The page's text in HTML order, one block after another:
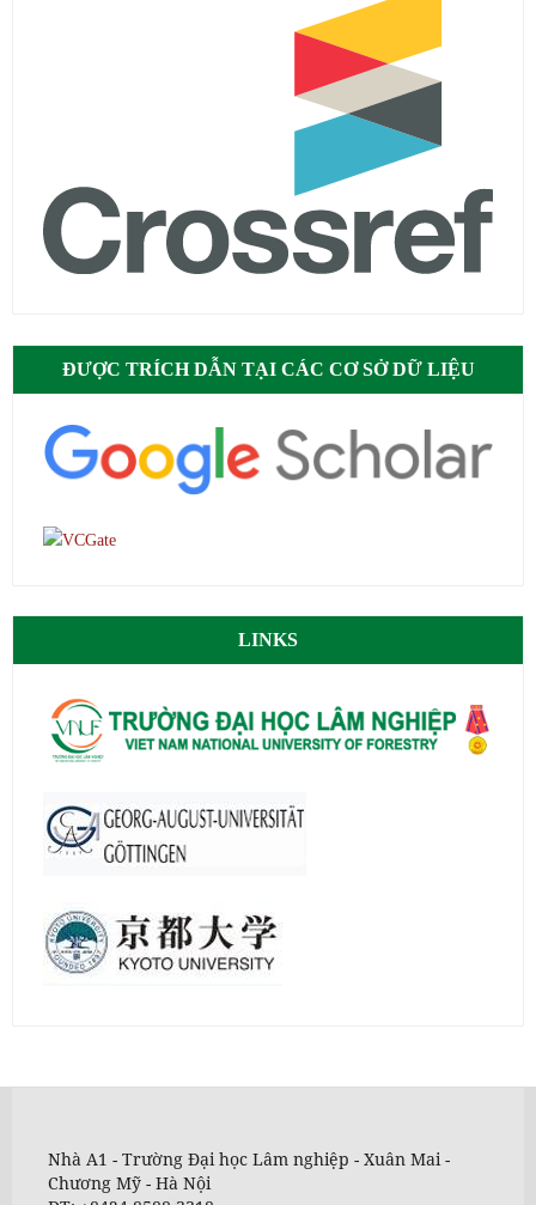
ĐƯỢC TRÍCH DẪN TẠI CÁC CƠ SỞ DỮ LIỆU
LINKS
Nhà A1 - Trường Đại học Lâm nghiệp - Xuân Mai -
Chương Mỹ - Hà Nội